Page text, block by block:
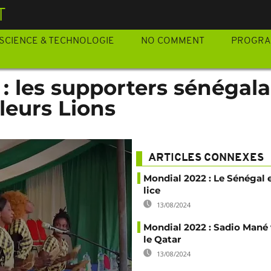
SCIENCE & TECHNOLOGIE NO COMMENT
les supporters
Lions
ARTICLES CONNEXES
Mondial 2022 : Le Sénégal
lice
13/08/2024
Mondial 2022 : Sadio
le Qatar
13/08/2024